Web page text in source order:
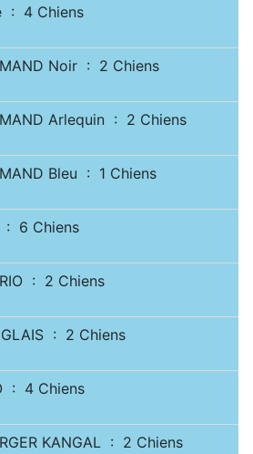
: 4 Chiens
Noir : 2 Chiens
Arlequin : 2 Chiens
Bleu : 1 Chiens
: 6 Chiens
: 2 Chiens
: 2 Chiens
: 4 Chiens
KANGAL : 2 Chiens